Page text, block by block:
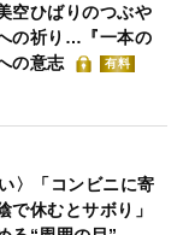
空ひばりのつぶや
の祈り…『一本の
の意志
有料
〉「コンビニに寄
で休むとサボり」